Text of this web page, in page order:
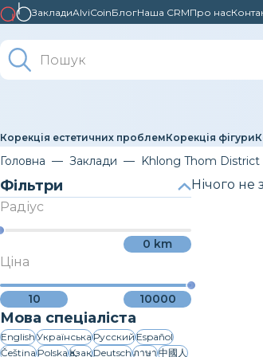
ЗакладиAlviCoinБлогНаша CRMПро нас
Корекція естетичних проблемКорекція фігури
Головна Заклади Khlong Thom District
Фільтри
Радіус
0 km
Ціна
10 10000
Мова спеціаліста
EnglishУкраїнськаРусскийEspañol
ČeštinaPolskaҚазақDeutschภาษา中國人
Нічого не